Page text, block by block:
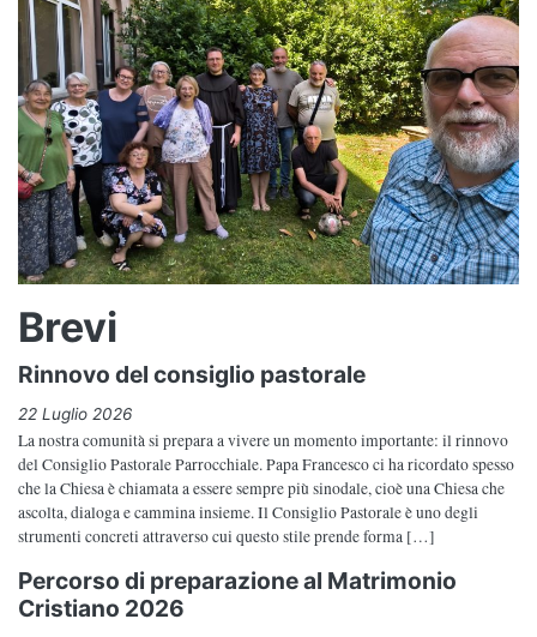
Brevi
Rinnovo del consiglio pastorale
22 Luglio 2026
La nostra comunità si prepara a vivere un momento importante: il rinnovo
del Consiglio Pastorale Parrocchiale. Papa Francesco ci ha ricordato spesso
che la Chiesa è chiamata a essere sempre più sinodale, cioè una Chiesa che
ascolta, dialoga e cammina insieme. Il Consiglio Pastorale è uno degli
strumenti concreti attraverso cui questo stile prende forma […]
Percorso di preparazione al Matrimonio
Cristiano 2026